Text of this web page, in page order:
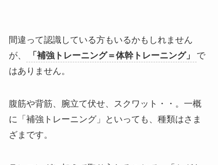
が、 「補強トレーニング＝体幹トレーニング」
はありません。
に「補強トレーニング」といっても、種類はさま
ざまです。